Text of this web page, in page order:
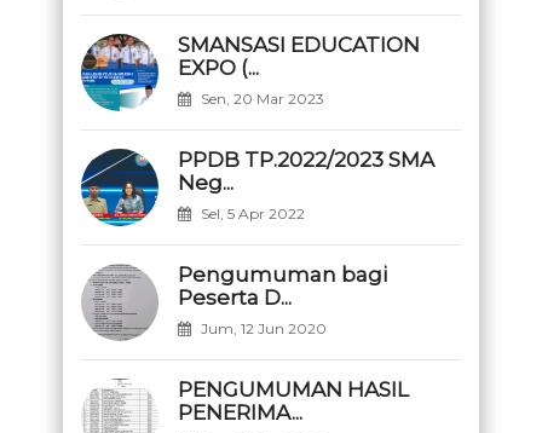
SMANSASI EDUCATION
EXPO (...
Sen, 20 Mar 2023
PPDB TP.2022/2023 SMA
Neg...
Sel, 5 Apr 2022
Pengumuman bagi
Peserta D...
Jum, 12 Jun 2020
PENGUMUMAN HASIL
PENERIMA...